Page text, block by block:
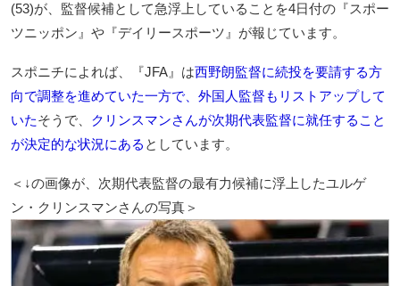
(53)が、監督候補として急浮上していることを4日付の『スポー
ツニッポン』や『デイリースポーツ』が報じています。
スポニチによれば、『JFA』は西野朗監督に続投を要請する方
向で調整を進めていた一方で、外国人監督もリストアップして
いたそうで、 クリンスマンさんが次期代表監督に就任すること
が決定的な状況にある としています。
＜↓の画像が、次期代表監督の最有力候補に浮上したユルゲ
ン・クリンスマンさんの写真＞